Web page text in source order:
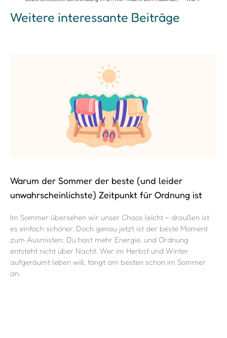
Weitere interessante Beiträge
Warum der Sommer der beste (und leider
unwahrscheinlichste) Zeitpunkt für Ordnung ist
Im Sommer übersehen wir unser Chaos leicht – draußen ist
es einfach schöner. Doch genau jetzt ist der beste Moment
zum Ausmisten: Du hast mehr Energie, und Ordnung
entsteht nicht über Nacht. Wer im Herbst und Winter
aufgeräumt leben will, fängt am besten schon im Sommer
an.